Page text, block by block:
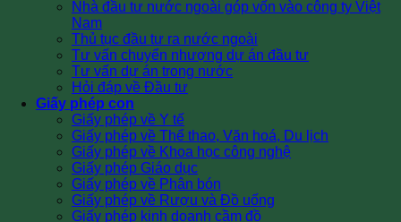
Nhà đầu tư nước ngoài góp vốn vào công ty Việt
Nam
Thủ tục đầu tư ra nước ngoài
Tư vấn chuyển nhượng dự án đầu tư
Tư vấn dự án trong nước
Hỏi đáp về Đầu tư
Giấy phép con
Giấy phép về Y tế
Giấy phép về Thể thao, Văn hoá, Du lịch
Giấy phép về Khoa học công nghệ
Giấy phép Giáo dục
Giấy phép về Phân bón
Giấy phép về Rượu và Đồ uống
Giấy phép kinh doanh cầm đồ